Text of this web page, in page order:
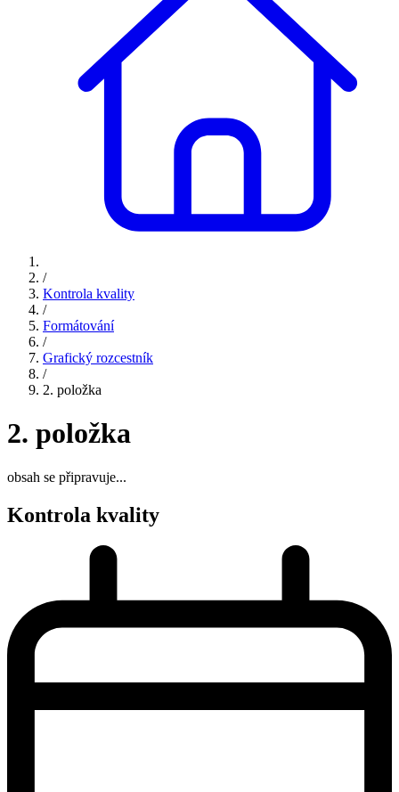
/
Kontrola kvality
/
Formátování
/
Grafický rozcestník
/
2. položka
2. položka
obsah se připravuje...
Kontrola kvality